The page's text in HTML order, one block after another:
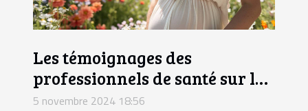
Les témoignages des
professionnels de santé sur le
bola de grossesse
5 novembre 2024 18:56